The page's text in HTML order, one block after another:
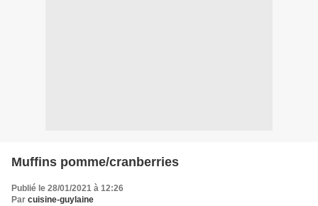
Muffins pomme/cranberries
Publié le 28/01/2021 à 12:26
Par cuisine-guylaine